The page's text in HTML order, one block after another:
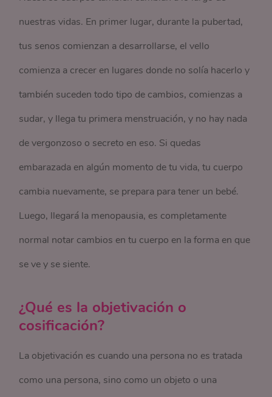
nuestras vidas. En primer lugar, durante la pubertad,
tus senos comienzan a desarrollarse, el vello
comienza a crecer en lugares donde no solía hacerlo y
también suceden todo tipo de cambios, comienzas a
sudar, y llega tu primera menstruación, y no hay nada
de vergonzoso o secreto en eso. Si quedas
embarazada en algún momento de tu vida, tu cuerpo
cambia nuevamente, se prepara para tener un bebé.
Luego, llegará la menopausia, es completamente
normal notar cambios en tu cuerpo en la forma en que
se ve y se siente.
¿Qué es la objetivación o
cosificación?
La objetivación es cuando una persona no es tratada
como una persona, sino como un objeto o una